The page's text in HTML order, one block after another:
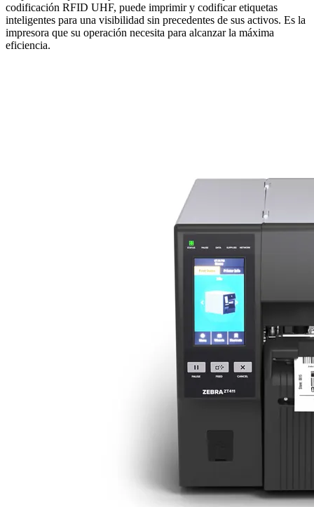
codificación RFID UHF, puede imprimir y codificar etiquetas
inteligentes para una visibilidad sin precedentes de sus activos. Es la
impresora que su operación necesita para alcanzar la máxima
eficiencia.